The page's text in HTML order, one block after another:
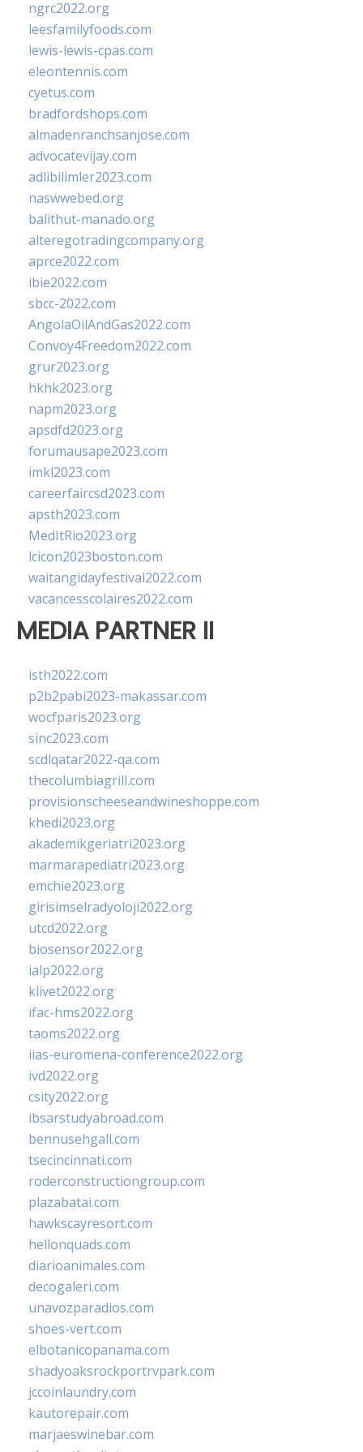
ngrc2022.org
leesfamilyfoods.com
lewis-lewis-cpas.com
eleontennis.com
cyetus.com
bradfordshops.com
almadenranchsanjose.com
advocatevijay.com
adlibilimler2023.com
naswwebed.org
balithut-manado.org
alteregotradingcompany.org
aprce2022.com
ibie2022.com
sbcc-2022.com
AngolaOilAndGas2022.com
Convoy4Freedom2022.com
grur2023.org
hkhk2023.org
napm2023.org
apsdfd2023.org
forumausape2023.com
imkl2023.com
careerfaircsd2023.com
apsth2023.com
MedItRio2023.org
lcicon2023boston.com
waitangidayfestival2022.com
vacancesscolaires2022.com
MEDIA PARTNER II
isth2022.com
p2b2pabi2023-makassar.com
wocfparis2023.org
sinc2023.com
scdlqatar2022-qa.com
thecolumbiagrill.com
provisionscheeseandwineshoppe.com
khedi2023.org
akademikgeriatri2023.org
marmarapediatri2023.org
emchie2023.org
girisimselradyoloji2022.org
utcd2022.org
biosensor2022.org
ialp2022.org
klivet2022.org
ifac-hms2022.org
taoms2022.org
iias-euromena-conference2022.org
ivd2022.org
csity2022.org
ibsarstudyabroad.com
bennusehgall.com
tsecincinnati.com
roderconstructiongroup.com
plazabatai.com
hawkscayresort.com
hellonquads.com
diarioanimales.com
decogaleri.com
unavozparadios.com
shoes-vert.com
elbotanicopanama.com
shadyoaksrockportrvpark.com
jccoinlaundry.com
kautorepair.com
marjaeswinebar.com